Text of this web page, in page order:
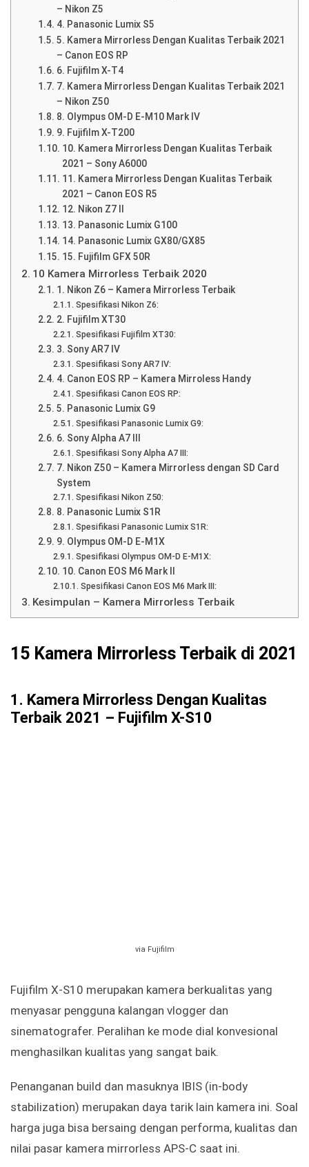
– Nikon Z5
4. Panasonic Lumix S5
5. Kamera Mirrorless Dengan Kualitas Terbaik 2021
– Canon EOS RP
6. Fujifilm X-T4
7. Kamera Mirrorless Dengan Kualitas Terbaik 2021
– Nikon Z50
8. Olympus OM-D E-M10 Mark IV
9. Fujifilm X-T200
10. Kamera Mirrorless Dengan Kualitas Terbaik
2021 – Sony A6000
11. Kamera Mirrorless Dengan Kualitas Terbaik
2021 – Canon EOS R5
12. Nikon Z7 II
13. Panasonic Lumix G100
14. Panasonic Lumix GX80/GX85
15. Fujifilm GFX 50R
10 Kamera Mirrorless Terbaik 2020
1. Nikon Z6 – Kamera Mirrorless Terbaik
Spesifikasi Nikon Z6:
2. Fujifilm XT30
Spesifikasi Fujifilm XT30:
3. Sony AR7 IV
Spesifikasi Sony AR7 IV:
4. Canon EOS RP – Kamera Mirroless Handy
Spesifikasi Canon EOS RP:
5. Panasonic Lumix G9
Spesifikasi Panasonic Lumix G9:
6. Sony Alpha A7 III
Spesifikasi Sony Alpha A7 III:
7. Nikon Z50 – Kamera Mirrorless dengan SD Card
System
Spesifikasi Nikon Z50:
8. Panasonic Lumix S1R
Spesifikasi Panasonic Lumix S1R:
9. Olympus OM-D E-M1X
Spesifikasi Olympus OM-D E-M1X:
10. Canon EOS M6 Mark II
Spesifikasi Canon EOS M6 Mark III:
Kesimpulan – Kamera Mirrorless Terbaik
15 Kamera Mirrorless Terbaik di 2021
1. Kamera Mirrorless Dengan Kualitas
Terbaik 2021 – Fujifilm X-S10
via Fujifilm
Fujifilm X-S10 merupakan kamera berkualitas yang
menyasar pengguna kalangan vlogger dan
sinematografer. Peralihan ke mode dial konvesional
menghasilkan kualitas yang sangat baik.
Penanganan build dan masuknya IBIS (in-body
stabilization) merupakan daya tarik lain kamera ini. Soal
harga juga bisa bersaing dengan performa, kualitas dan
nilai pasar kamera mirrorless APS-C saat ini.